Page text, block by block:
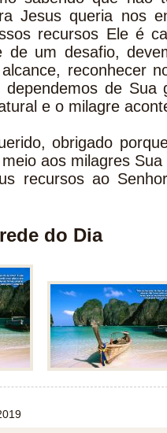
Jesus queria nos
recursos Ele é
de um desafio,
reconhecer
dependemos de Sua
e o milagre
obrigado
aos milagres
recursos ao
do Dia